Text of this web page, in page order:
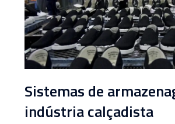
Sistemas de
indústria calçadista